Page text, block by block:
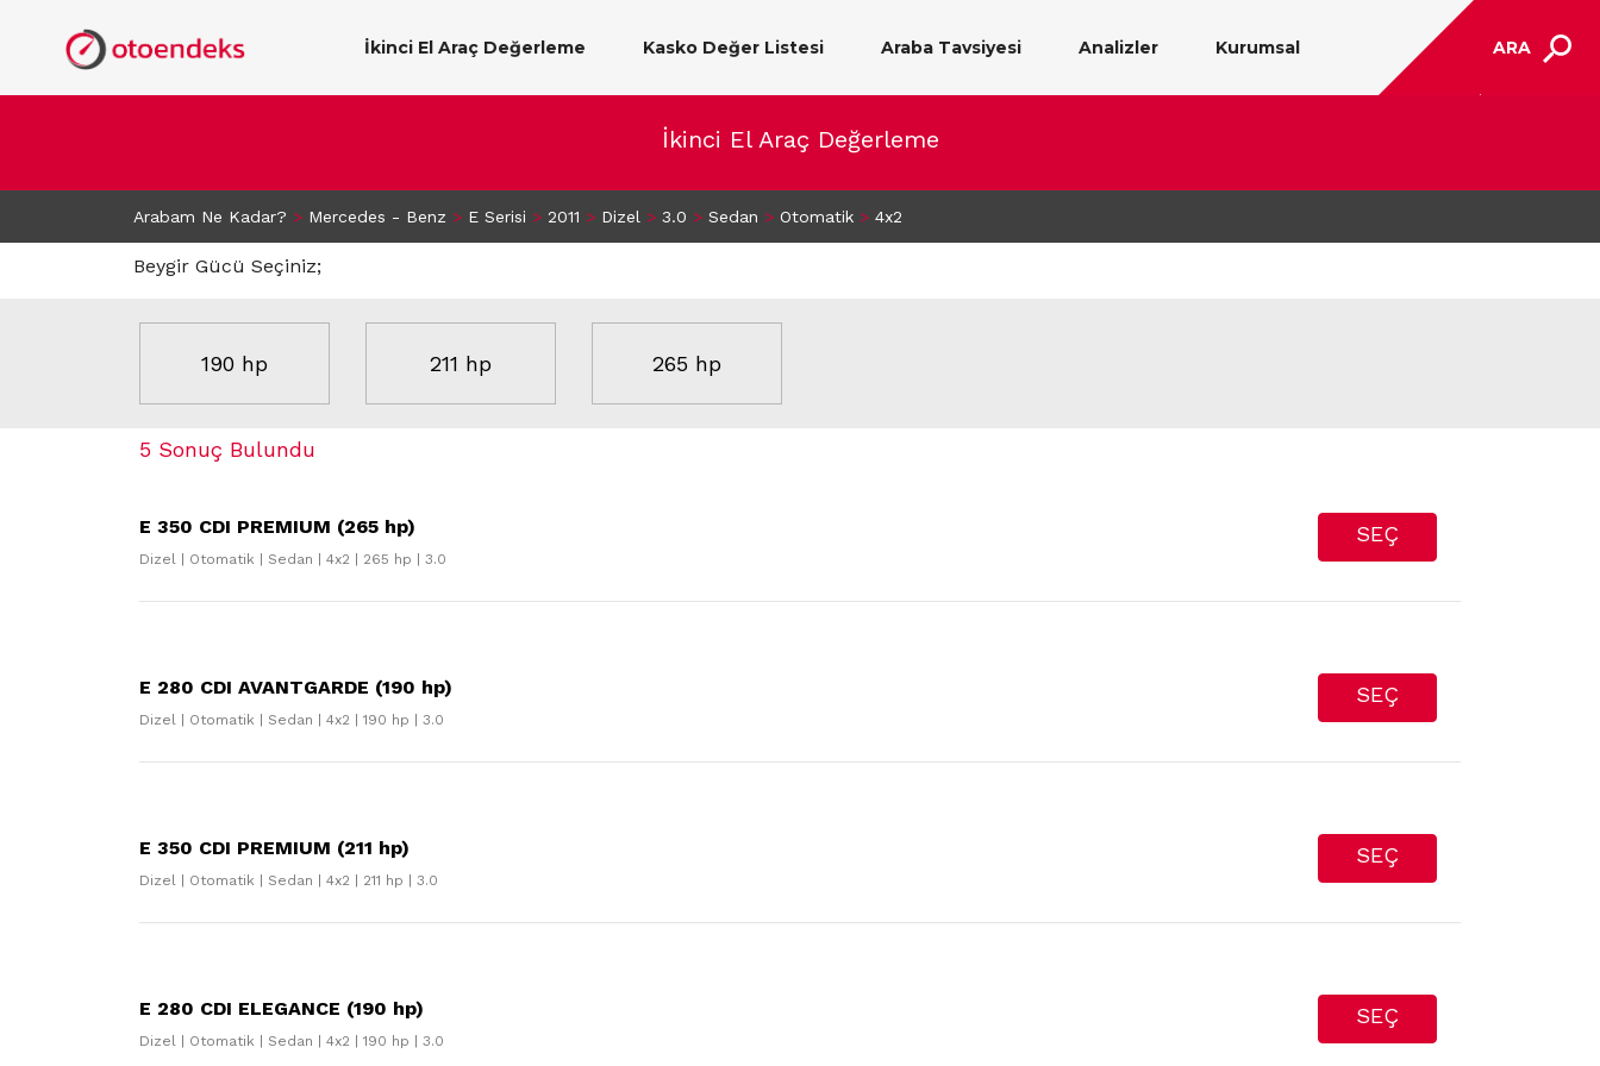
İkinci El Araç Değerleme Kasko Değer Listesi Araba Tavsiyesi Analizler Kurumsal ARA
İkinci El Araç Değerleme
Arabam Ne Kadar? > Mercedes - Benz > E Serisi > 2011 > Dizel > 3.0 > Sedan > Otomatik > 4x2
Beygir Gücü Seçiniz;
190 hp 211 hp 265 hp
5 Sonuç Bulundu
SEÇ
E 350 CDI PREMIUM (265 hp)
Dizel | Otomatik | Sedan | 4x2 | 265 hp | 3.0
SEÇ
E 280 CDI AVANTGARDE (190 hp)
Dizel | Otomatik | Sedan | 4x2 | 190 hp | 3.0
SEÇ
E 350 CDI PREMIUM (211 hp)
Dizel | Otomatik | Sedan | 4x2 | 211 hp | 3.0
SEÇ
E 280 CDI ELEGANCE (190 hp)
Dizel | Otomatik | Sedan | 4x2 | 190 hp | 3.0